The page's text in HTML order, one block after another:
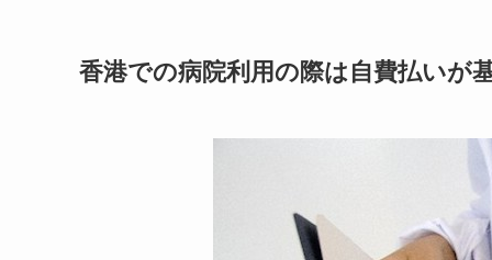
香港での病院利用の際は自費払いが